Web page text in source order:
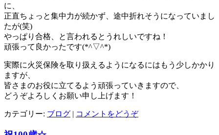
に、
正直ちょっと集中力が続かず、途中折れそうになっていまし
たが(笑)
やっぱり合格、と言われるとうれしいですね！
頑張って良かったです(*^▽^*)
実際に火災保険を取り扱えるようになるにはもう少しかかり
ますが、
皆さまのお役に立てるよう頑張っていきますので、
どうぞよろしくお願い申し上げます！
カテゴリー: ブログ | コメントをどうぞ